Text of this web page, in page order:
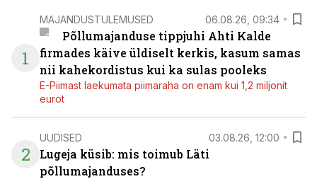
1
MAJANDUSTULEMUSED 06.08.26, 09:34
Põllumajanduse tippjuhi Ahti Kalde
firmades käive üldiselt kerkis, kasum samas
nii kahekordistus kui ka sulas pooleks
E-Piimast laekumata piimaraha on enam kui 1,2 miljonit
eurot
2
UUDISED 03.08.26, 12:00
Lugeja küsib: mis toimub Läti
põllumajanduses?